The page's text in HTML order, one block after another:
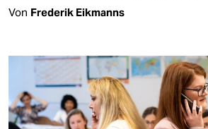
Von Frederik Eikmanns